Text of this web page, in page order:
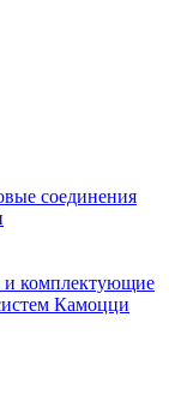
соединения
и комплектующие
Камоцци